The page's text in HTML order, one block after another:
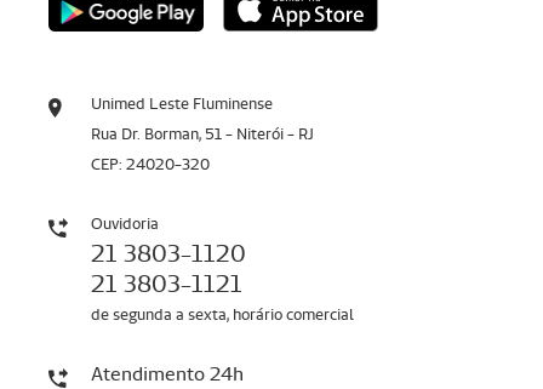
Unimed Leste Fluminense
Rua Dr. Borman, 51 - Niterói - RJ
CEP: 24020-320
Ouvidoria
21 3803-1120
21 3803-1121
de segunda a sexta, horário comercial
Atendimento 24h